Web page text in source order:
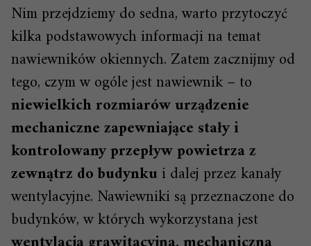
Nim przejdziemy do sedna, warto przytoczyć
kilka podstawowych informacji na temat
nawiewników okiennych. Zatem zacznijmy od
tego, czym w ogóle jest nawiewnik – to
niewielkich rozmiarów urządzenie
mechaniczne zapewniające stały i
kontrolowany przepływ powietrza z
zewnątrz do budynku i dalej przez kanały
wentylacyjne. Nawiewniki są przeznaczone do
budynków, w których wykorzystana jest